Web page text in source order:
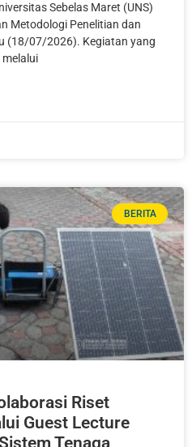
Sebelas Maret (UNS)
Metodologi Penelitian dan
(18/07/2026). Kegiatan yang
BERITA
Riset
Guest Lecture
Tenaga